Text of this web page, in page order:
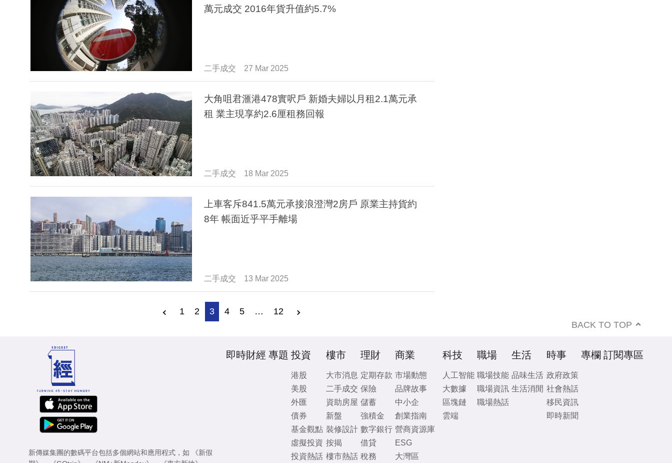
萬元成交 2016年貨升值約5.7%
二手成交 27 Mar 2025
大角咀君滙港478實呎戶 新婚夫婦以月租2.1萬元承
租 業主現享約2.6厘租務回報
二手成交 18 Mar 2025
上車客斥841.5萬元承接浪澄灣2房戶 原業主持貨約
8年 帳面近乎平手離場
二手成交 13 Mar 2025
1 2 3 4 5 … 12
BACK TO TOP
新傳媒集團的數碼平台包括多個網站和應用程式，如
《新假
即時財經 專題 投資
港股
美股
外匯
債券
基金觀點
虛擬投資
投資熱話
樓市
大市消息
二手成交
資助房屋
新盤
裝修設計
按揭
樓市熱話
理財
定期存款
保險
儲蓄
強積金
數字銀行
借貸
稅務
商業
市場動態
品牌故事
中小企
創業指南
營商資源庫
ESG
大灣區
科技
人工智能
大數據
區塊鏈
雲端
職場
職場技能
職場資訊
職場熱話
生活
品味生活
生活消閒
時事
政府政策
社會熱話
移民資訊
即時新聞
專欄 訂閱專區